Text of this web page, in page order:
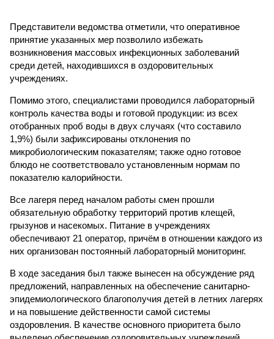
Представители ведомства отметили, что оперативное
принятие указанных мер позволило избежать
возникновения массовых инфекционных заболеваний
среди детей, находившихся в оздоровительных
учреждениях.
Помимо этого, специалистами проводился лабораторный
контроль качества воды и готовой продукции: из всех
отобранных проб воды в двух случаях (что составило
1,9%) были зафиксированы отклонения по
микробиологическим показателям; также одно готовое
блюдо не соответствовало установленным нормам по
показателю калорийности.
Все лагеря перед началом работы смен прошли
обязательную обработку территорий против клещей,
грызунов и насекомых. Питание в учреждениях
обеспечивают 21 оператор, причём в отношении каждого из
них организован постоянный лабораторный мониторинг.
В ходе заседания был также вынесен на обсуждение ряд
предложений, направленных на обеспечение санитарно-
эпидемиологического благополучия детей в летних лагерях
и на повышение действенности самой системы
оздоровления. В качестве основного приоритета было